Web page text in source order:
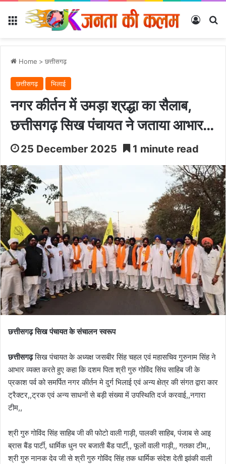
Menu Log In
Home > छत्तीसगढ़
छत्तीसगढ़ भिलाई
नगर कीर्तन में उमड़ा श्रद्धा का सैलाब,
छत्तीसगढ़ सिख पंचायत ने जताया आभार…
25 December 2025 1 minute read
छत्तीसगढ़ सिख पंचायत के संचालन स्वरूप
छत्तीसगढ़सिख पंचायत के अध्यक्ष जसबीर सिंह चहल एवं महासचिव गुरुनाम सिंह ने
आभार व्यक्त करते हुए कहा कि दशम पिता श्री गुरु गोविंद सिंघ साहिब जी के
प्रकाश पर्व को समर्पित नगर कीर्तन मे दुर्ग भिलाई एवं अन्य क्षेत्र की संगत द्वारा कार
ट्रैक्टर,,ट्रक एवं अन्य साधनों से बड़ी संख्या में उपस्थिति दर्ज करवाई,,नगारा
टीम,,
श्री गुरु गोविंद सिंह साहिब जी की फोटो वाली गाड़ी, पालकी साहिब, पंजाब से आइ
ब्रास बैंड पार्टी, धार्मिक धुन पर बजाती बैंड पार्टी,, फूलों वाली गाड़ी,, गतका टीम,,
श्री गुरु नानक देव जी से श्री गुरु गोविंद सिंह तक धार्मिक संदेश देती झांकी वाली